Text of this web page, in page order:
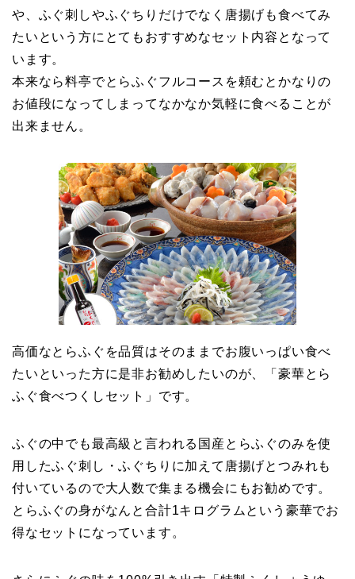
や、ふぐ刺しやふぐちりだけでなく唐揚げも食べてみ
たいという方にとてもおすすめなセット内容となって
います。
本来なら料亭でとらふぐフルコースを頼むとかなりの
お値段になってしまってなかなか気軽に食べることが
出来ません。
高価なとらふぐを品質はそのままでお腹いっぱい食べ
たいといった方に是非お勧めしたいのが、
「豪華とら
ふぐ食べつくしセット」 です。
ふぐの中でも最高級と言われる国産とらふぐのみを使
用したふぐ刺し・ふぐちりに加えて唐揚げとつみれも
付いているので大人数で集まる機会にもお勧めです。
とらふぐの身がなんと合計1キログラムという豪華でお
得なセットになっています。